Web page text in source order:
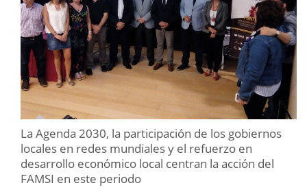
La Agenda 2030, la participación de los gobiernos
locales en redes mundiales y el refuerzo en
desarrollo económico local centran la acción del
FAMSI en este periodo